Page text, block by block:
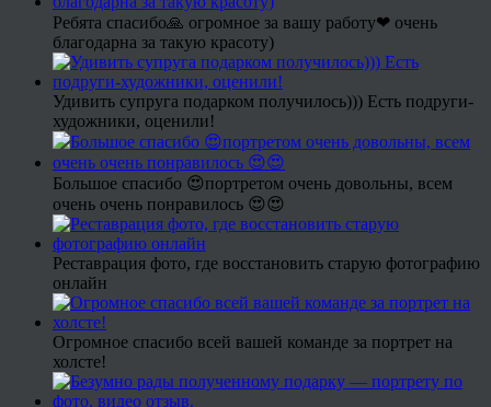
Ребята спасибо🙏 огромное за вашу работу❤ очень
благодарна за такую красоту)
Удивить супруга подарком получилось))) Есть подруги-
художники, оценили!
Большое спасибо 😍портретом очень довольны, всем
очень очень понравилось 😍😍
Реставрация фото, где восстановить старую фотографию
онлайн
Огромное спасибо всей вашей команде за портрет на
холсте!